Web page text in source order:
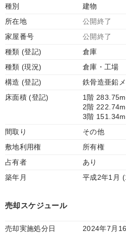
種別
建物
所在地
公開終了
家屋番号
公開終了
種類 (登記)
倉庫
種類 (現況)
倉庫・工場
構造 (登記)
鉄骨造亜鉛
床面積 (登記)
1階
2階
3階
間取り
その他
敷地利用権
所有権
占有者
あり
築年月
平成2年1月
売却スケジュール
売却実施処分日
2024年7月